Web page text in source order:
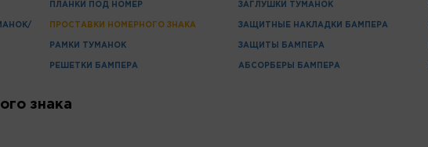
ПЛАНКИ ПОД НОМЕР
ПРОСТАВКИ НОМЕРНОГО ЗНАКА
РАМКИ ТУМАНОК
РЕШЕТКИ БАМПЕРА
ЗАГЛУШКИ ТУМАНОК
ЗАЩИТНЫЕ НАКЛАДКИ БАМПЕРА
ЗАЩИТЫ БАМПЕРА
АБСОРБЕРЫ БАМПЕРА
знака